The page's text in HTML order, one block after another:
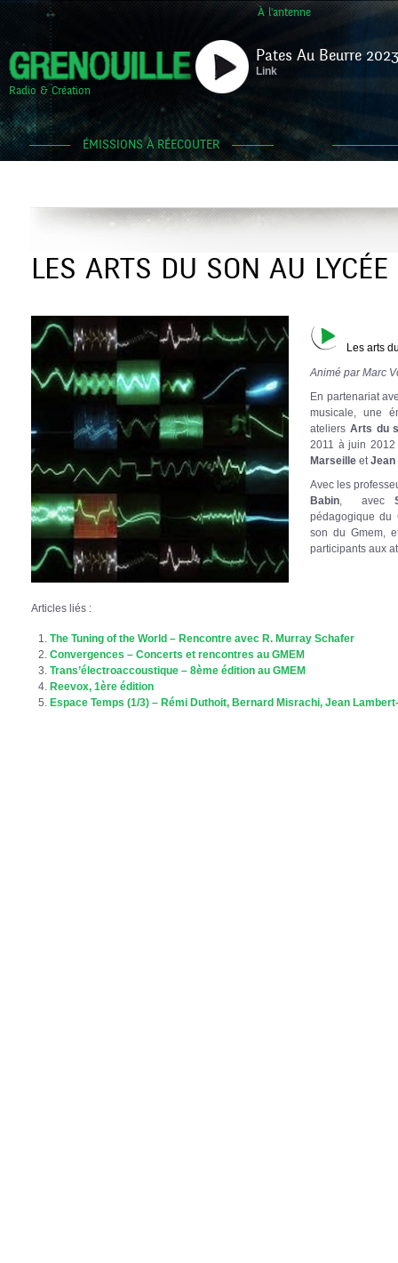
À l'antenne
Radio & Création
Pates Au Beurre
Link
ÉMISSIONS À RÉECOUTER
LES ARTS DU SON AU LYCÉE
Les arts
Animé par Marc
En partenariat
musicale, une
ateliers Arts du
2011 à juin
Marseille et Jean
Avec les
Babin , avec
pédagogique du
son du Gmem,
participants aux
Articles liés :
The Tuning of the World – Rencontre avec R. Murray Schafer
Convergences – Concerts et rencontres au GMEM
Trans’électroaccoustique – 8ème édition au GMEM
Reevox, 1ère édition
Espace Temps (1/3) – Rémi Duthoit, Bernard Misrachi, Jean